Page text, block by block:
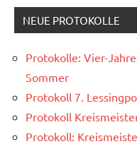
NEUE PROTOKOLLE
Protokolle: Vier-
Sommer
Protokoll 7.
Protokoll
Protokoll: